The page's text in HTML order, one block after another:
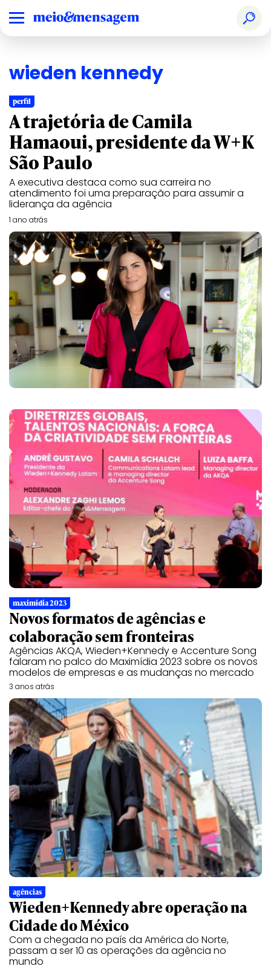
wieden kennedy
perfil
A trajetória de Camila
Hamaoui, presidente da W+K
São Paulo
A executiva destaca como sua carreira no
atendimento foi uma preparação para assumir a
liderança da agência
1 ano atrás
maximidia 2023
Novos formatos de agências e
colaboração sem fronteiras
Agências AKQA, Wieden+Kennedy e Accenture Song
falaram no palco do Maximídia 2023 sobre os novos
modelos de empresas e as mudanças no mercado
3 anos atrás
agências
Wieden+Kennedy abre operação na
Cidade do México
Com a chegada no país da América do Norte,
passam a ser 10 as operações da agência no
mundo